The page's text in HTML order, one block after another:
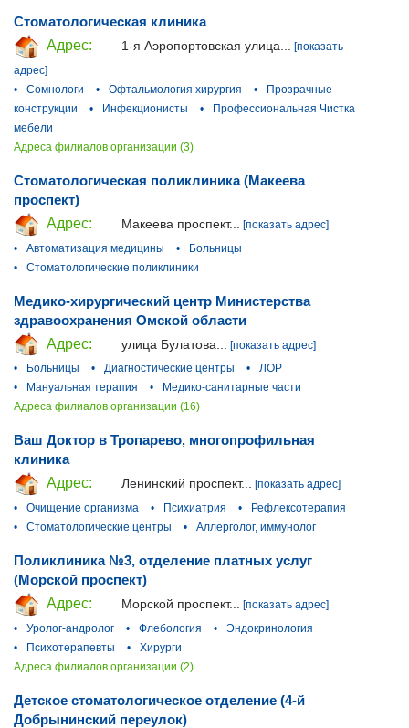
Стоматологическая клиника
Адрес:
1-я Аэропортовская улица...
[показать
адрес]
•
Сомнологи • Офтальмология хирургия •
Прозрачные
конструкции
• Инфекционисты •
Профессиональная Чистка
мебели
Адреса филиалов организации (3)
Стоматологическая поликлиника (Макеева
проспект)
Адрес:
Макеева проспект...
[показать адрес]
•
Автоматизация медицины •
Больницы
•
Стоматологические поликлиники
Медико-хирургический центр Министерства
здравоохранения Омской области
Адрес:
улица Булатова...
[показать адрес]
•
Больницы • Диагностические центры •
ЛОР
•
Мануальная терапия •
Медико-санитарные части
Адреса филиалов организации (16)
Ваш Доктор в Тропарево, многопрофильная
клиника
Адрес:
Ленинский проспект... [показать адрес]
•
Очищение организма • Психиатрия •
Рефлексотерапия
•
Стоматологические центры • Аллерголог, иммунолог
Поликлиника №3, отделение платных услуг
(Морской проспект)
Адрес:
Морской проспект...
[показать адрес]
•
Уролог-андролог • Флебология •
Эндокринология
•
Психотерапевты •
Хирурги
Адреса филиалов организации (2)
Детское стоматологическое отделение (4-й
Добрынинский переулок)